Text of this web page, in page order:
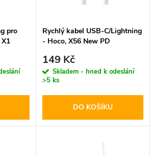
pro
Rychlý kabel USB-C/Lightning
- Hoco, X56 New PD
149 Kč
Skladem - hned k odeslání
>5 ks
DO KOŠÍKU